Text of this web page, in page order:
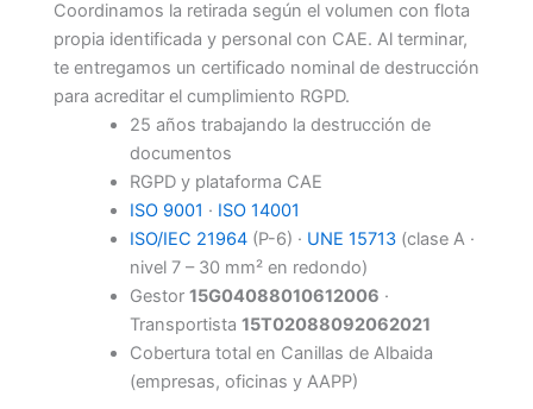
Coordinamos la retirada según el volumen con flota
propia identificada y personal con CAE. Al terminar,
te entregamos un certificado nominal de destrucción
para acreditar el cumplimiento RGPD.
25 años trabajando la destrucción de
documentos
RGPD y plataforma CAE
ISO 9001 · ISO 14001
ISO/IEC 21964(P-6) · UNE 15713(clase A ·
nivel 7 – 30 mm² en redondo)
Gestor 15G04088010612006 ·
Transportista 15T02088092062021
Cobertura total en Canillas de Albaida
(empresas, oficinas y AAPP)